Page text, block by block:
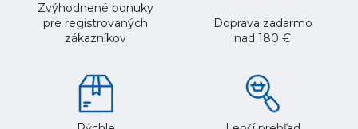
Zvýhodnené ponuky
pre registrovaných
zákazníkov
Doprava zadarmo
nad 180 €